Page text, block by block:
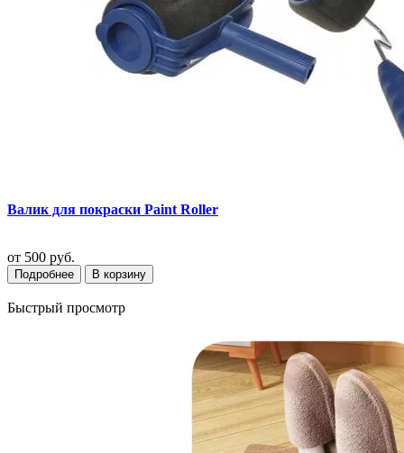
Валик для покраски Paint Roller
от 500 руб.
Подробнее В корзину
Быстрый просмотр